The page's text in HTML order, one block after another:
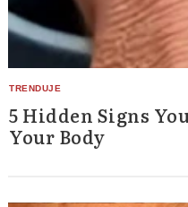
5 Hidden Signs
Your Body